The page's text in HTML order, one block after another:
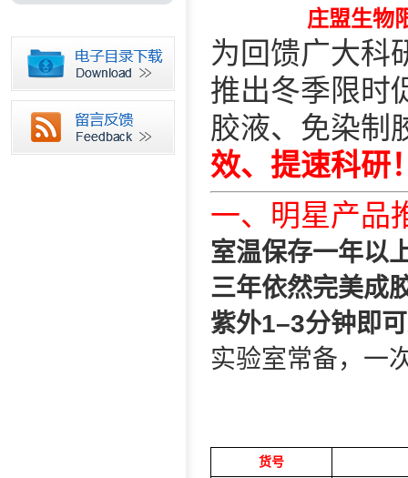
庄盟生物
为回馈广大科
推出冬季限时
胶液、免染制
效、提速科研
一、明星产品
室温保存一年以
三年依然完美成
紫外1–3分钟即
实验室常备，一
货号